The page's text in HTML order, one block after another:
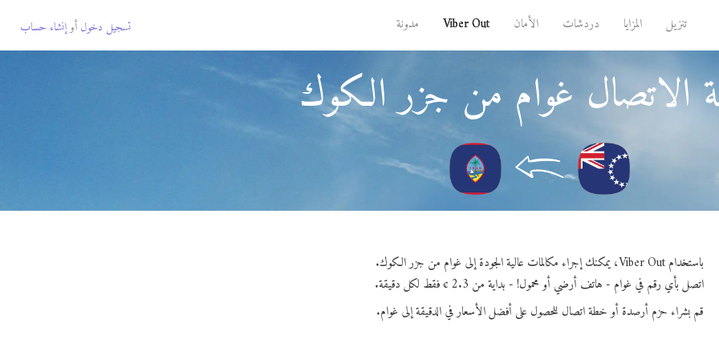
تنزيل المزايا دردشات الأمان Viber Out مدونة تسجيل دخول أوإنشاء حساب
الاتصال غوام من جزر الكوك
باستخدام Viber Out، يمكنك إجراء مكالمات عالية الجودة إلى غوام من جزر الكوك.
اتصل بأي رقم في غوام - هاتف أرضي أو محمول! - بداية من 2.3 ¢ فقط لكل دقيقة.
قم بشراء حزم أرصدة أو خطة اتصال للحصول على أفضل الأسعار في الدقيقة إلى غوام.